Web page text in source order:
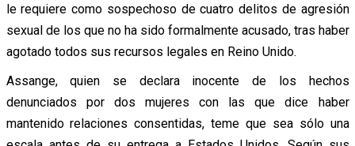
le requiere como sospechoso de cuatro delitos de agresión
sexual de los que no ha sido formalmente acusado, tras haber
agotado todos sus recursos legales en Reino Unido.
Assange, quien se declara inocente de los hechos
denunciados por dos mujeres con las que dice haber
mantenido relaciones consentidas, teme que sea sólo una